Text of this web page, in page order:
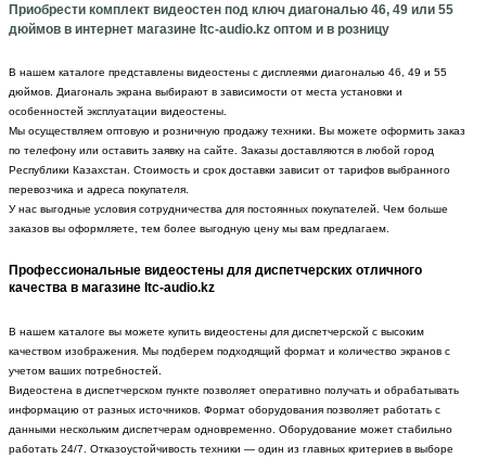
Приобрести комплект видеостен под ключ диагональю 46, 49 или 55
дюймов в интернет магазине Itc-audio.kz оптом и в розницу
В нашем каталоге представлены видеостены с дисплеями диагональю 46, 49 и 55
дюймов. Диагональ экрана выбирают в зависимости от места установки и
особенностей эксплуатации видеостены.
Мы осуществляем оптовую и розничную продажу техники. Вы можете оформить заказ
по телефону или оставить заявку на сайте. Заказы доставляются в любой город
Республики Казахстан. Стоимость и срок доставки зависит от тарифов выбранного
перевозчика и адреса покупателя.
У нас выгодные условия сотрудничества для постоянных покупателей. Чем больше
заказов вы оформляете, тем более выгодную цену мы вам предлагаем.
Профессиональные видеостены для диспетчерских отличного
качества в магазине Itc-audio.kz
В нашем каталоге вы можете купить видеостены для диспетчерской с высоким
качеством изображения. Мы подберем подходящий формат и количество экранов с
учетом ваших потребностей.
Видеостена в диспетчерском пункте позволяет оперативно получать и обрабатывать
информацию от разных источников. Формат оборудования позволяет работать с
данными нескольким диспетчерам одновременно. Оборудование может стабильно
работать 24/7. Отказоустойчивость техники — один из главных критериев в выборе